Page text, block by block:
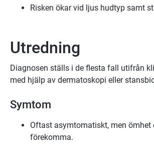
Risken ökar vid ljus hudtyp samt
Utredning
Diagnosen ställs i de flesta fall utifrån
med hjälp av dermatoskopi eller
Symtom
Oftast asymtomatiskt, men ömhet
förekomma.